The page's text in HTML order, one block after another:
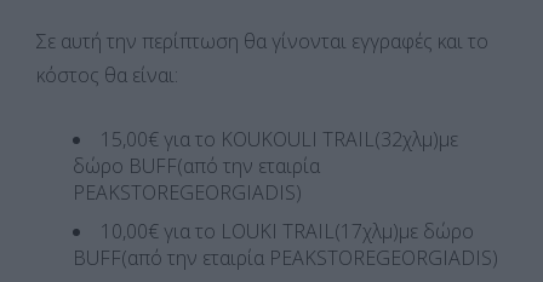
Σε αυτή την περίπτωση θα γίνονται εγγραφές και το
κόστος θα είναι:
15,00€ για το KOUKOULI TRAIL(32χλμ)με
δώρο BUFF(από την εταιρία
PEAKSTOREGEORGIADIS)
10,00€ για το LOUKI TRAIL(17χλμ)με δώρο
BUFF(από την εταιρία PEAKSTOREGEORGIADIS)